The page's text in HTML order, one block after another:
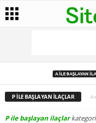
A İLE BAŞLAYAN
P İLE BAŞLAYAN İLAÇLAR
P ile başlayan ilaçlar